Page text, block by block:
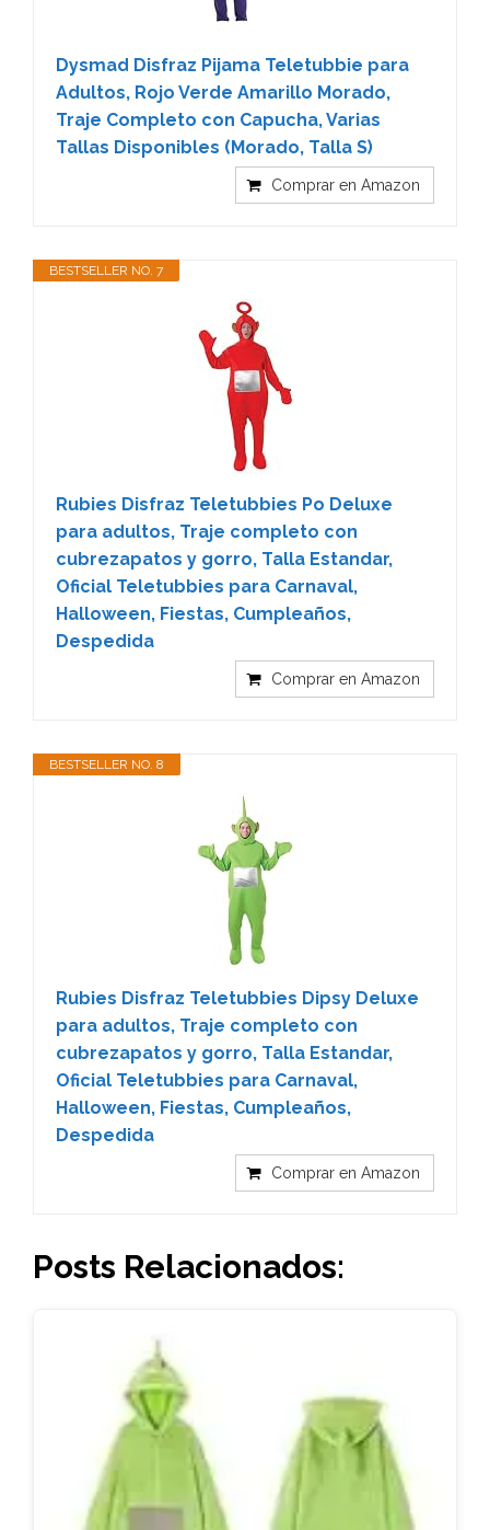
Dysmad Disfraz Pijama Teletubbie para
Adultos, Rojo Verde Amarillo Morado,
Traje Completo con Capucha, Varias
Tallas Disponibles (Morado, Talla S)
Comprar en Amazon
BESTSELLER NO. 7
Rubies Disfraz Teletubbies Po Deluxe
para adultos, Traje completo con
cubrezapatos y gorro, Talla Estandar,
Oficial Teletubbies para Carnaval,
Halloween, Fiestas, Cumpleaños,
Despedida
Comprar en Amazon
BESTSELLER NO. 8
Rubies Disfraz Teletubbies Dipsy Deluxe
para adultos, Traje completo con
cubrezapatos y gorro, Talla Estandar,
Oficial Teletubbies para Carnaval,
Halloween, Fiestas, Cumpleaños,
Despedida
Comprar en Amazon
Posts Relacionados: